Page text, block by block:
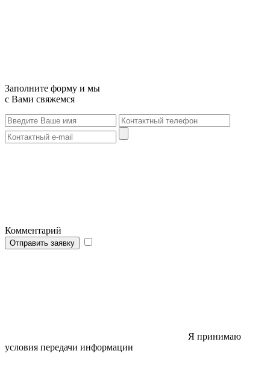
Заполните форму и мы
с Вами свяжемся
Комментарий
Отправить заявку
Я принимаю
условия передачи информации